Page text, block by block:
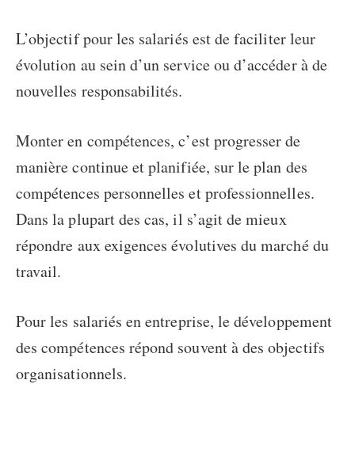
L’objectif pour les salariés est de faciliter leur
évolution au sein d’un service ou d’accéder à de
nouvelles responsabilités.
Monter en compétences, c’est progresser de
manière continue et planifiée, sur le plan des
compétences personnelles et professionnelles.
Dans la plupart des cas, il s’agit de mieux
répondre aux exigences évolutives du marché du
travail.
Pour les salariés en entreprise, le développement
des compétences répond souvent à des objectifs
organisationnels.